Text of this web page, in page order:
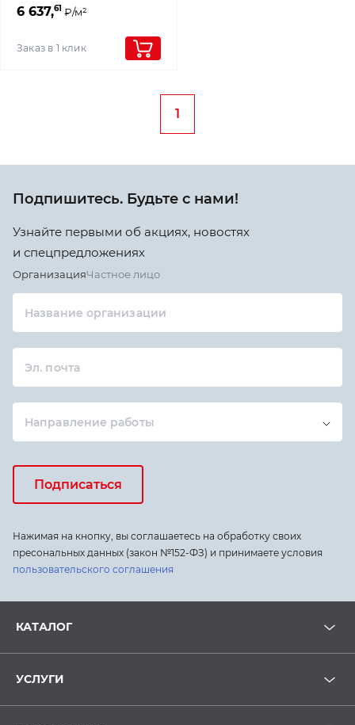
6 637,61 ₽/м²
Заказ в 1 клик
1
Подпишитесь. Будьте с нами!
Узнайте первыми об акциях, новостях
и спецпредложениях
ОрганизацияЧастное лицо
Название организации
Эл. почта
Направление работы
Подписаться
Нажимая на кнопку, вы соглашаетесь на обработку своих
пресональных данных (закон №152-ФЗ) и принимаете условия
пользовательского соглашения
КАТАЛОГ
УСЛУГИ